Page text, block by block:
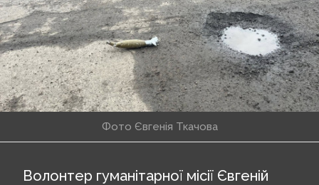
Фото Євгенія Ткачова
Волонтер гуманітарної місії Євгеній